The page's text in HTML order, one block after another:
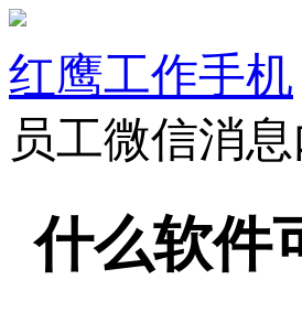
红鹰工作手机
员工微信消
什么软件